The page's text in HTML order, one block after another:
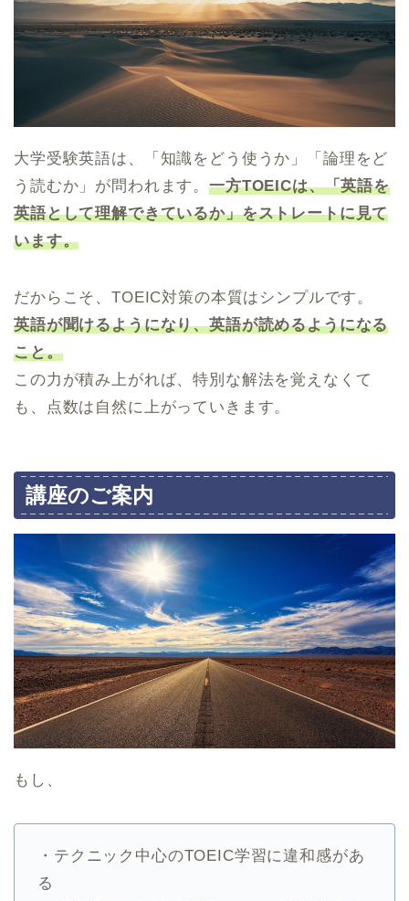
大学受験英語は、「知識をどう使うか」「論理をど
う読むか」が問われます。一方TOEICは、「英語を
英語として理解できているか」をストレートに見て
います。
だからこそ、TOEIC対策の本質はシンプルです。
英語が聞けるようになり、英語が読めるようになる
こと。
この力が積み上がれば、特別な解法を覚えなくて
も、点数は自然に上がっていきます。
講座のご案内
もし、
・テクニック中心のTOEIC学習に違和感があ
る